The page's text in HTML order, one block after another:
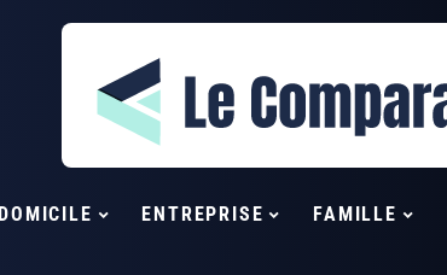
DOMICILE ENTREPRISE FAMILLE